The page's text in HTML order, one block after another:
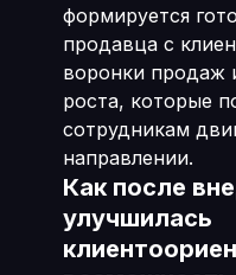
формируется
продавца с
воронки продаж
роста, которые
сотрудникам
направлении.
Как после
улучшилась